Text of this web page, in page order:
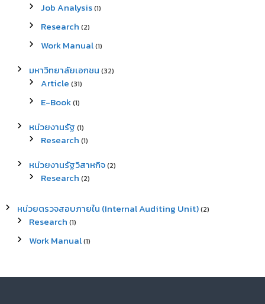
Job Analysis(1)
Research (2)
Work Manual(1)
มหาวิทยาลัยเอกชน (32)
Article (31)
E-Book(1)
หน่วยงานรัฐ (1)
Research (1)
หน่วยงานรัฐวิสาหกิจ(2)
Research (2)
หน่วยตรวจสอบภายใน (Internal Auditing Unit)(2)
Research (1)
Work Manual(1)